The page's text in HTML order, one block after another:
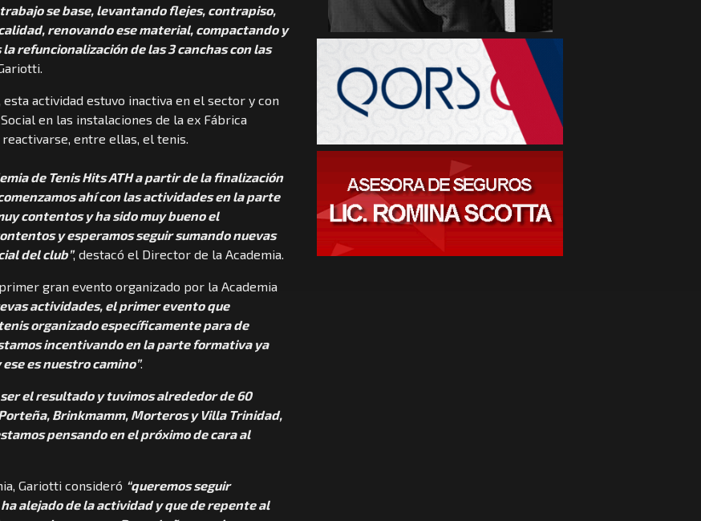
se base, levantando flejes, contrapiso,
renovando ese material, compactando y
refuncionalización de las 3 canchas con las
actividad estuvo inactiva en el sector y con
en las instalaciones de la ex Fábrica
entre ellas, el tenis.
de Tenis Hits ATH a partir de la finalización
ahí con las actividades en la parte
contentos y ha sido muy bueno el
y esperamos seguir sumando nuevas
del club”, destacó el Director de la Academia.
gran evento organizado por la Academia
actividades, el primer evento que
organizado específicamente para de
incentivando en la parte formativa ya
es nuestro camino”.
el resultado y tuvimos alrededor de 60
Brinkmamm, Morteros y Villa Trinidad,
pensando en el próximo de cara al
Gariotti consideró “queremos seguir
alejado de la actividad y que de repente al